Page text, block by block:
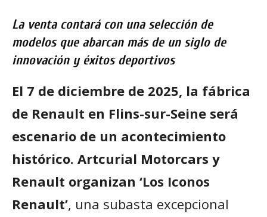
La venta contará con una selección de
modelos que abarcan más de un siglo de
innovación y éxitos deportivos
El 7 de diciembre de 2025, la fábrica
de Renault en Flins-sur-Seine será
escenario de un acontecimiento
histórico. Artcurial Motorcars y
Renault organizan ‘Los Iconos
Renault’, una subasta excepcional